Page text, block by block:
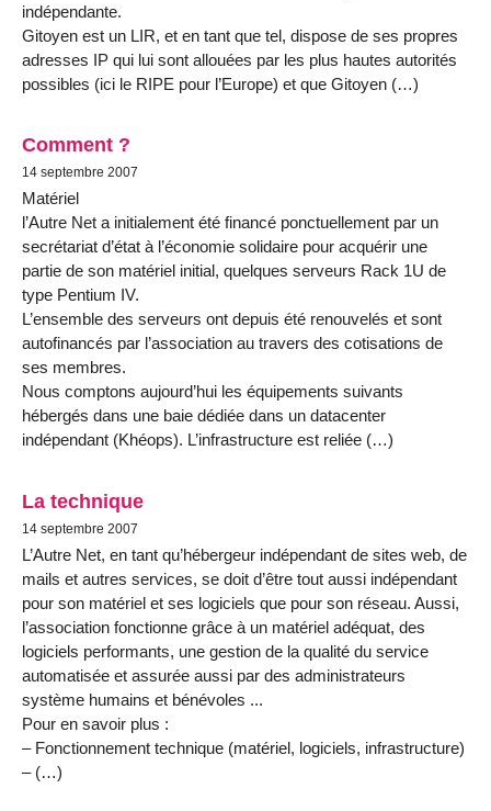
indépendante.
Gitoyen est un LIR, et en tant que tel, dispose de ses propres
adresses IP qui lui sont allouées par les plus hautes autorités
possibles (ici le RIPE pour l’Europe) et que Gitoyen (…)
Comment ?
14 septembre 2007
Matériel
l’Autre Net a initialement été financé ponctuellement par un
secrétariat d’état à l’économie solidaire pour acquérir une
partie de son matériel initial, quelques serveurs Rack 1U de
type Pentium IV.
L’ensemble des serveurs ont depuis été renouvelés et sont
autofinancés par l’association au travers des cotisations de
ses membres.
Nous comptons aujourd’hui les équipements suivants
hébergés dans une baie dédiée dans un datacenter
indépendant (Khéops). L’infrastructure est reliée (…)
La technique
14 septembre 2007
L’Autre Net, en tant qu’hébergeur indépendant de sites web, de
mails et autres services, se doit d’être tout aussi indépendant
pour son matériel et ses logiciels que pour son réseau. Aussi,
l’association fonctionne grâce à un matériel adéquat, des
logiciels performants, une gestion de la qualité du service
automatisée et assurée aussi par des administrateurs
système humains et bénévoles ...
Pour en savoir plus :
– Fonctionnement technique (matériel, logiciels, infrastructure)
– (…)